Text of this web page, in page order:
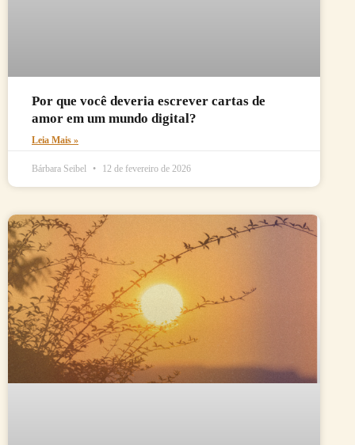
Por que você deveria escrever cartas de
amor em um mundo digital?
Leia Mais »
Bárbara Seibel 12 de fevereiro de 2026